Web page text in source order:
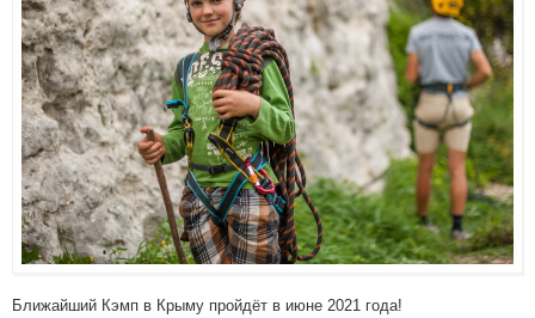
Ближайший Кэмп в Крыму пройдёт в июне 2021 года!